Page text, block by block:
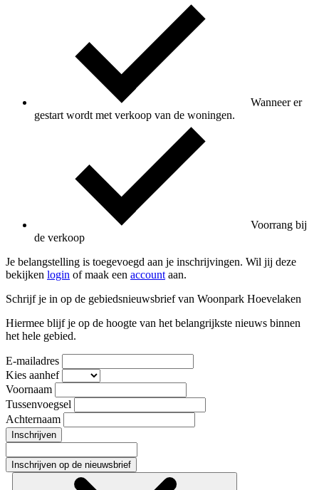
Wanneer er
gestart wordt met verkoop van de woningen.
Voorrang bij
de verkoop
Je belangstelling is toegevoegd aan je inschrijvingen. Wil jij deze
bekijken login of maak een account aan.
Schrijf je in op de gebiedsnieuwsbrief van Woonpark Hoevelaken
Hiermee blijf je op de hoogte van het belangrijkste nieuws binnen
het hele gebied.
E-mailadres
Kies aanhef
Voornaam
Tussenvoegsel
Achternaam
Inschrijven
Inschrijven op de nieuwsbrief